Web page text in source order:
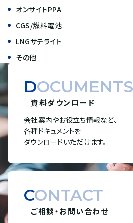
オンサイトPPA
CGS/燃料電池
LNGサテライト
その他
DOCUMENTS
資料ダウンロード
会社案内やお役立ち情報など、
各種ドキュメントを
ダウンロードいただけます。
CONTACT
ご相談・お問い合わせ